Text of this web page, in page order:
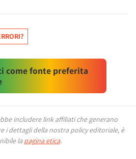
come fonte preferita
includere link affiliati che generano
i dettagli della nostra policy editoriale, è
la pagina etica.